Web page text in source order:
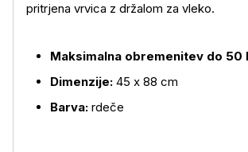
pritrjena vrvica z držalom za vleko.
Maksimalna obremenitev do 50
Dimenzije: 45 x 88 cm
Barva: rdeče